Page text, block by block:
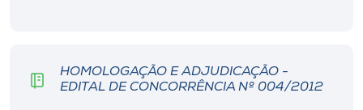
HOMOLOGAÇÃO E ADJUDICAÇÃO -
EDITAL DE CONCORRÊNCIA Nº 004/2012